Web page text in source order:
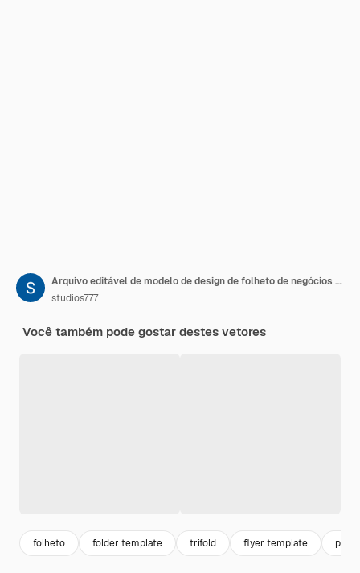
Arquivo editável de modelo de design de folheto de negócios corporativos a4
studios777
Você também pode gostar destes vetores
folheto folder template trifold flyer template